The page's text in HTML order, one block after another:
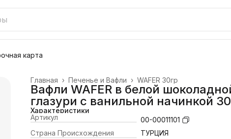
карта
WAFER 30гр
Печенье и Вафли ›
Главная ›
Вафли WAFER в белой
глазури с ванильной начинкой
Характеристики
Артикул
00-00011101
Страна Происхождения
ТУРЦИЯ